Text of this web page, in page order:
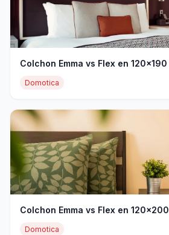
Colchon Emma vs Flex en 120x190
Domotica
Colchon Emma vs Flex en 120x200
Domotica